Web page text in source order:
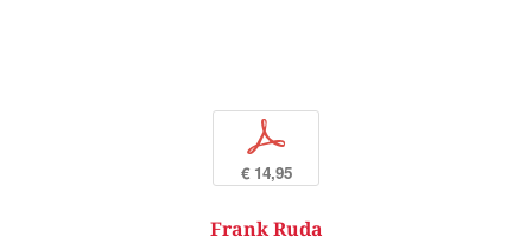
p
€ 14,95
Frank Ruda